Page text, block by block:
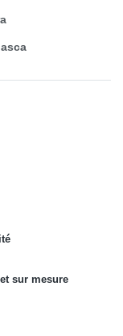
sur mesure